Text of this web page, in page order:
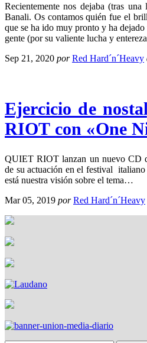
Recientemente nos dejaba (tras
Banali. Os contamos quién fue el
que se ha ido muy pronto y ha
gente (por su valiente lucha y
Sep 21, 2020 por Red Hard´n´Heavy
Ejercicio de
RIOT con «One
QUIET RIOT lanzan un nuevo CD
de su actuación en el festival
está nuestra visión sobre el tema…
Mar 05, 2019 por Red Hard´n´Heavy